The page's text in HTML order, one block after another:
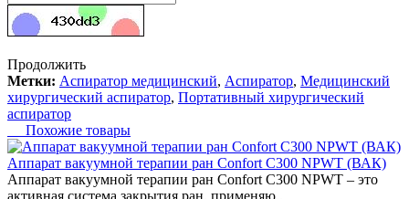
Продолжить
Метки: Аспиратор медицинский, Аспиратор, Медицинский
хирургический аспиратор, Портативный хирургический
аспиратор
Похожие товары
Аппарат вакуумной терапии ран Confort C300 NPWT (ВАК)
Аппарат вакуумной терапии ран Confort C300 NPWT – это
активная система закрытия ран, применяю..